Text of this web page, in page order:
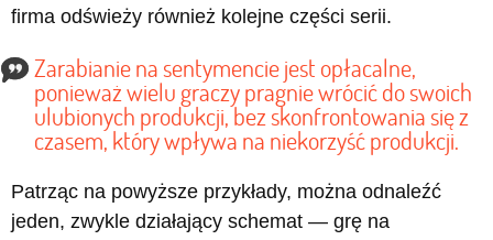
firma odświeży również kolejne części serii.
Zarabianie na sentymencie jest opłacalne,
ponieważ wielu graczy pragnie wrócić do swoich
ulubionych produkcji, bez skonfrontowania się z
czasem, który wpływa na niekorzyść produkcji.
Patrząc na powyższe przykłady, można odnaleźć
jeden, zwykle działający schemat — grę na